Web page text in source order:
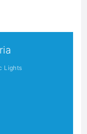
Lights